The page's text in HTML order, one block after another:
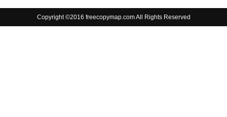
Copyright ©2016 freecopymap.com All Rights Reserved